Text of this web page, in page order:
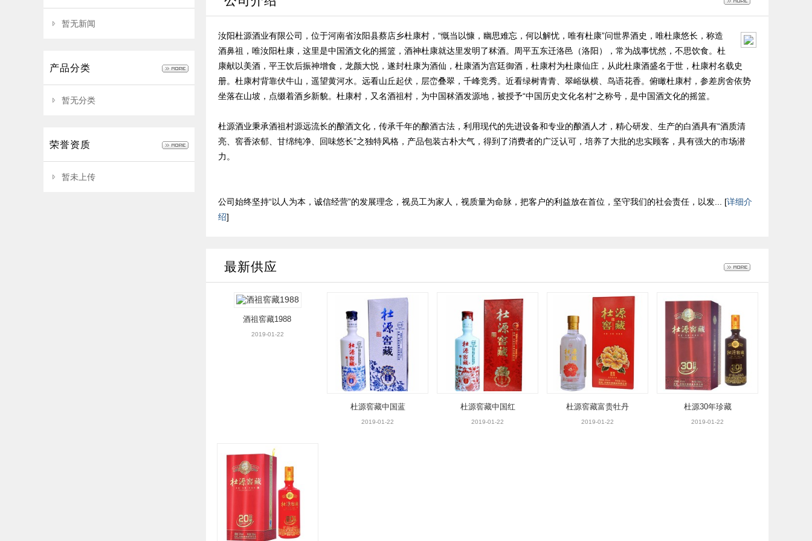
暂无新闻
产品分类
暂无分类
荣誉资质
暂未上传
汝阳杜源酒业有限公司，位于河南省汝阳县蔡店乡杜康村，“慨当以慷，幽思难忘，何以解忧，唯有杜康”问世界酒史，唯杜康悠长，称造
酒鼻祖，唯汝阳杜康，这里是中国酒文化的摇篮，酒神杜康就达里发明了秫酒。周平五东迁洛邑（洛阳），常为战事忧然，不思饮食。杜
康献以美酒，平王饮后振神增食，龙颜大悦，遂封杜康为酒仙，杜康酒为宫廷御酒，杜康村为杜康仙庄，从此杜康酒盛名于世，杜康村名载史
册。杜康村背靠伏牛山，遥望黄河水。远看山丘起伏，层峦叠翠，千峰竞秀。近看绿树青青、翠峪纵横、鸟语花香。俯瞰杜康村，参差房舍依势
坐落在山坡，点缀着酒乡新貌。杜康村，又名酒祖村，为中国秫酒发源地，被授予“中国历史文化名村”之称号，是中国酒文化的摇篮。
杜源酒业秉承酒祖村源远流长的酿酒文化，传承千年的酿酒古法，利用现代的先进设备和专业的酿酒人才，精心研发、生产的白酒具有“酒质清
亮、窖香浓郁、甘绵纯净、回味悠长”之独特风格，产品包装古朴大气，得到了消费者的广泛认可，培养了大批的忠实顾客，具有强大的市场潜
力。
公司始终坚持“以人为本，诚信经营”的发展理念，视员工为家人，视质量为命脉，把客户的利益放在首位，坚守我们的社会责任，以发... [详细介
绍]
最新供应
酒祖窖藏1988
2019-01-22
杜源窖藏中国蓝
2019-01-22
杜源窖藏中国红
2019-01-22
杜源窖藏富贵牡丹
2019-01-22
杜源30年珍藏
2019-01-22